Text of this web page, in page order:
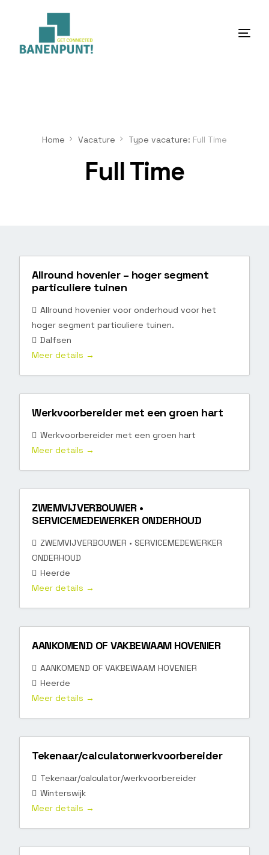
Home Vacature Type vacature: Full Time
Full Time
Allround hovenier – hoger segment
particuliere tuinen
Allround hovenier voor onderhoud voor het
hoger segment particuliere tuinen.
Dalfsen
Meer details
Werkvoorbereider met een groen hart
Werkvoorbereider met een groen hart
Meer details
ZWEMVIJVERBOUWER •
SERVICEMEDEWERKER ONDERHOUD
ZWEMVIJVERBOUWER • SERVICEMEDEWERKER
ONDERHOUD
Heerde
Meer details
AANKOMEND OF VAKBEWAAM HOVENIER
AANKOMEND OF VAKBEWAAM HOVENIER
Heerde
Meer details
Tekenaar/calculatorwerkvoorbereider
Tekenaar/calculator/werkvoorbereider
Winterswijk
Meer details
Werken en leren